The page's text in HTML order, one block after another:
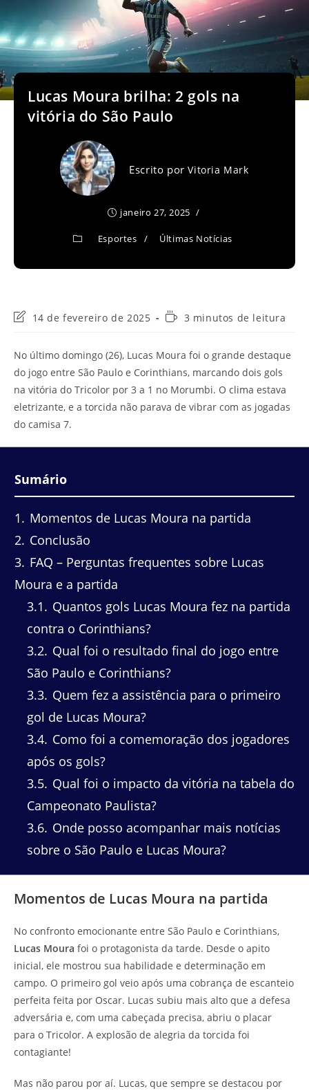
Lucas Moura brilha: 2 gols na
vitória do São Paulo
Escrito porVitoria Mark
janeiro 27, 2025
Esportes / Últimas Notícias
Última
post:
14 de fevereiro de 2025
Tempo3 minutos de leitura
No último domingo (26), Lucas Moura foi o grande destaque
do jogo entre São Paulo e Corinthians, marcando dois gols
na vitória do Tricolor por 3 a 1 no Morumbi. O clima estava
eletrizante, e a torcida não parava de vibrar com as jogadas
do camisa 7.
Sumário
1
Momentos de Lucas Moura na partida
2 Conclusão
3 FAQ – Perguntas frequentes sobre Lucas
Moura e a partida
3.1
Quantos gols Lucas Moura fez na partida
contra o Corinthians?
3.2 Qual foi o resultado final do jogo entre
São Paulo e Corinthians?
3.3 Quem fez a assistência para o primeiro
gol de Lucas Moura?
3.4 Como foi a comemoração dos jogadores
após os gols?
3.5 Qual foi o impacto da vitória na tabela do
Campeonato Paulista?
3.6 Onde posso acompanhar mais notícias
sobre o São Paulo e Lucas Moura?
Momentos de Lucas Moura na partida
No confronto emocionante entre São Paulo e Corinthians,
Lucas Moura foi o protagonista da tarde. Desde o apito
inicial, ele mostrou sua habilidade e determinação em
campo. O primeiro gol veio após uma cobrança de escanteio
perfeita feita por Oscar. Lucas subiu mais alto que a defesa
adversária e, com uma cabeçada precisa, abriu o placar
para o Tricolor. A explosão de alegria da torcida foi
contagiante!
Mas não parou por aí. Lucas, que sempre se destacou por